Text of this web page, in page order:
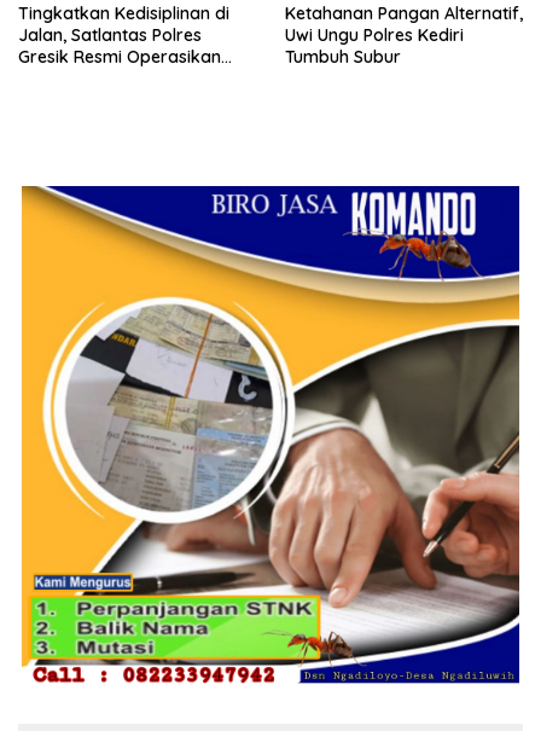
Tingkatkan Kedisiplinan di
Jalan, Satlantas Polres
Gresik Resmi Operasikan
Ketahanan Pangan Alternatif,
Uwi Ungu Polres Kediri
Tumbuh Subur